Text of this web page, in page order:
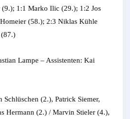
(9.); 1:1 Marko Ilic (29.); 1:2 Jos
(58.); 2:3 Niklas Kühle
Lampe – Assistenten: Kai
Schlüschen (2.), Patrick Siemer,
Hermann (2.) / Marvin Stieler (4.),